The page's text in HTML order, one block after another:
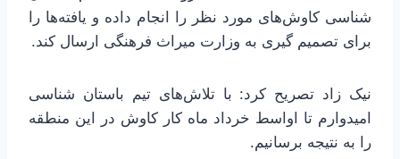
شناسی کاوش‌های مورد نظر را انجام داده و یافته‌ها را
برای تصمیم گیری به وزارت میراث فرهنگی ارسال کند.
نیک زاد تصریح کرد: با تلاش‌های تیم باستان شناسی
امیدوارم تا اواسط خرداد ماه کار کاوش در این منطقه
را به نتیجه برسانیم.